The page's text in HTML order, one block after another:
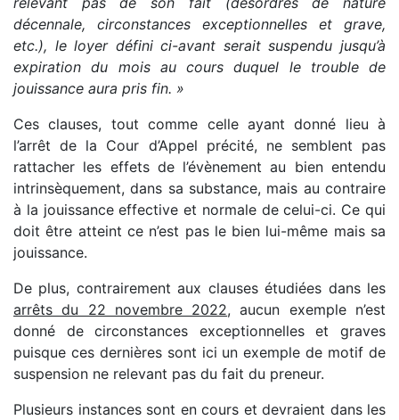
décennale, circonstances exceptionnelles et grave,
etc.), le loyer défini ci-avant serait suspendu jusqu’à
expiration du mois au cours duquel le trouble de
jouissance aura pris fin. »
Ces clauses, tout comme celle ayant donné lieu à
l’arrêt de la Cour d’Appel précité, ne semblent pas
rattacher les effets de l’évènement au bien entendu
intrinsèquement, dans sa substance, mais au contraire
à la jouissance effective et normale de celui-ci. Ce qui
doit être atteint ce n’est pas le bien lui-même mais sa
jouissance.
De plus, contrairement aux clauses étudiées dans les
arrêts du 22 novembre 2022, aucun exemple n’est
donné de circonstances exceptionnelles et graves
puisque ces dernières sont ici un exemple de motif de
suspension ne relevant pas du fait du preneur.
Plusieurs instances sont en cours et devraient dans les